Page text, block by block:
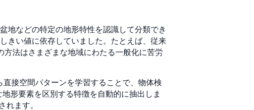
地などの特定の地形特性を認識して分類でき
きい値に依存していました。たとえば、従来
法はさまざまな地域にわたる一般化に苦労
接空間パターンを学習することで、物体検
形要素を区別する特徴を自動的に抽出しま
れます。